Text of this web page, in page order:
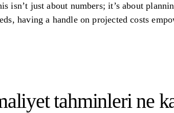
isn’t just about numbers; it’s about
having a handle on projected costs
tahminleri ne